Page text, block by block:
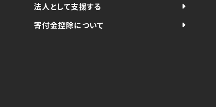
法人として支援する
寄付金控除について